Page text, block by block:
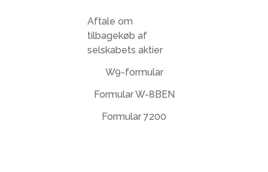
Aftale om
tilbagekøb af
selskabets aktier
W9-formular
Formular W-8BEN
Formular 7200